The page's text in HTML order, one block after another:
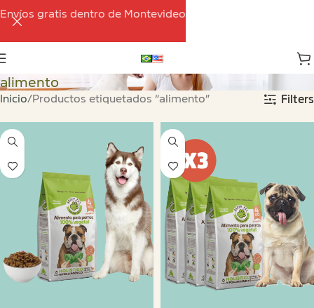
alimento
Inicio Productos etiquetados “alimento” Filters
Envíos gratis dentro de Montevideo